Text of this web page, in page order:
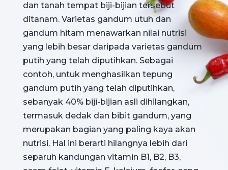
dan tanah tempat biji-bijian tersebut
ditanam. Varietas gandum utuh dan
gandum hitam menawarkan nilai nutrisi
yang lebih besar daripada varietas gandum
putih yang telah diputihkan. Sebagai
contoh, untuk menghasilkan tepung
gandum putih yang telah diputihkan,
sebanyak 40% biji-bijian asli dihilangkan,
termasuk dedak dan bibit gandum, yang
merupakan bagian yang paling kaya akan
nutrisi. Hal ini berarti hilangnya lebih dari
separuh kandungan vitamin B1, B2, B3,